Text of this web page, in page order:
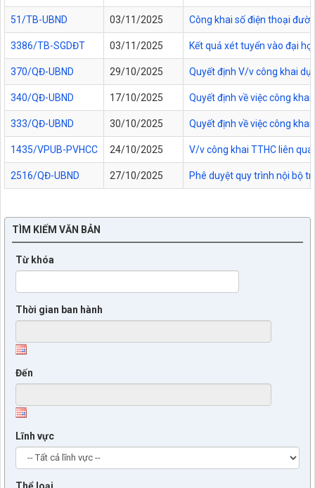
51/TB-UBND 03/11/2025 Công khai số điện thoại
3386/TB-SGDĐT 03/11/2025 Kết quả xét tuyển vào đại
370/QĐ-UBND 29/10/2025 Quyết định V/v công khai
340/QĐ-UBND 17/10/2025 Quyết định về việc công
333/QĐ-UBND 30/10/2025 Quyết định về việc công
1435/VPUB-PVHCC 24/10/2025 V/v công khai TTHC liên
2516/QĐ-UBND 27/10/2025 Phê duyệt quy trình nội bộ
TÌM KIẾM VĂN BẢN
Từ khóa
Thời gian ban hành
Đến
Lĩnh vực
Thể loại